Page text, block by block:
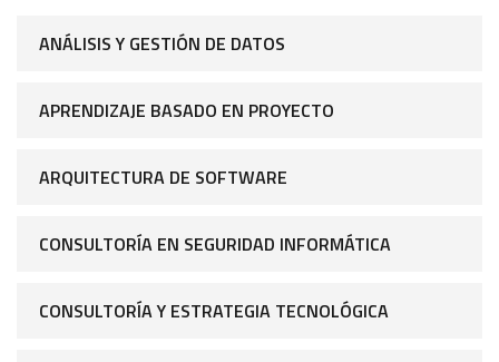
ANÁLISIS Y GESTIÓN DE DATOS
APRENDIZAJE BASADO EN PROYECTO
ARQUITECTURA DE SOFTWARE
CONSULTORÍA EN SEGURIDAD INFORMÁTICA
CONSULTORÍA Y ESTRATEGIA TECNOLÓGICA